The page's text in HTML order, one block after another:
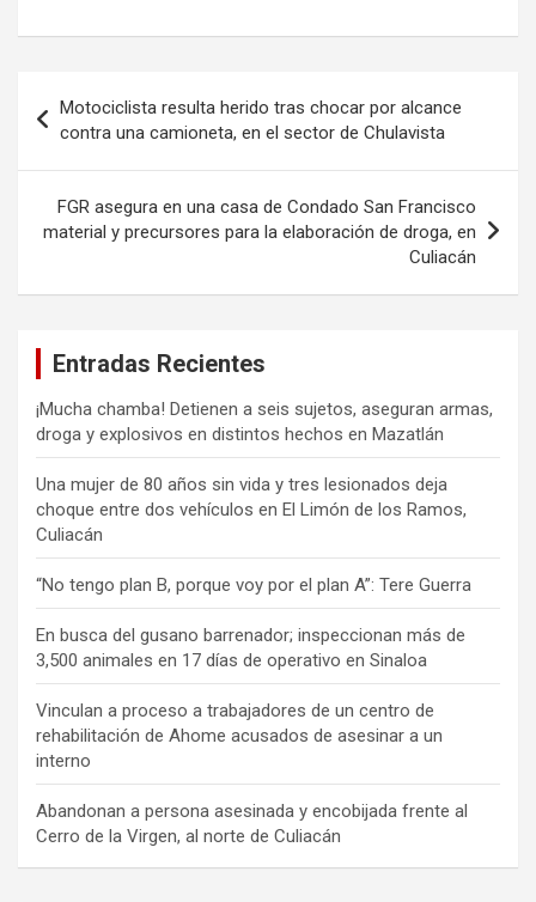
de
entradas
Motociclista resulta herido tras chocar por alcance
contra una camioneta, en el sector de Chulavista
FGR asegura en una casa de Condado San Francisco
material y precursores para la elaboración de droga, en
Culiacán
Entradas Recientes
¡Mucha chamba! Detienen a seis sujetos, aseguran armas,
droga y explosivos en distintos hechos en Mazatlán
Una mujer de 80 años sin vida y tres lesionados deja
choque entre dos vehículos en El Limón de los Ramos,
Culiacán
“No tengo plan B, porque voy por el plan A”: Tere Guerra
En busca del gusano barrenador; inspeccionan más de
3,500 animales en 17 días de operativo en Sinaloa
Vinculan a proceso a trabajadores de un centro de
rehabilitación de Ahome acusados de asesinar a un
interno
Abandonan a persona asesinada y encobijada frente al
Cerro de la Virgen, al norte de Culiacán